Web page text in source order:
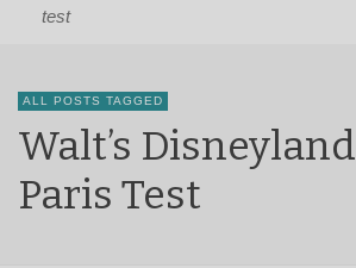
test
ALL POSTS TAGGED
Walt’s Disneyland
Paris Test